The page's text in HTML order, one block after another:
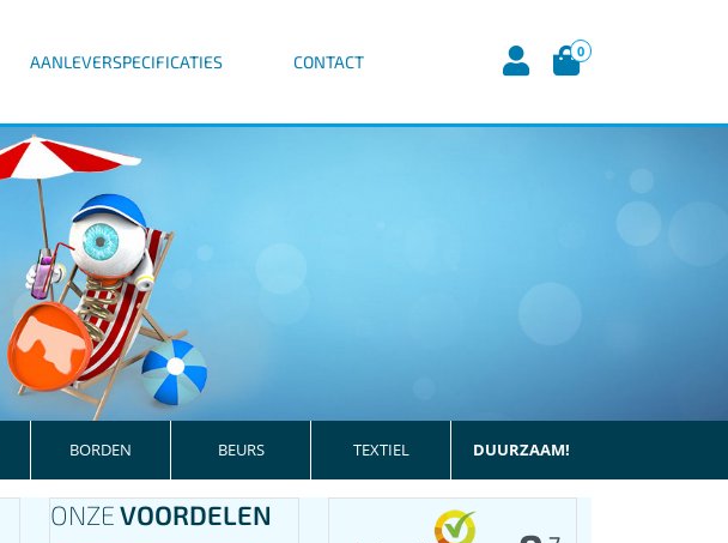
AANLEVERSPECIFICATIES CONTACT
0
BORDEN BEURS TEXTIEL DUURZAAM!
ONZEVOORDELEN